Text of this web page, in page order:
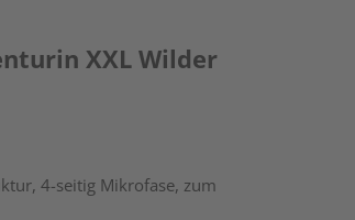
XXL Wilder
4-seitig Mikrofase, zum